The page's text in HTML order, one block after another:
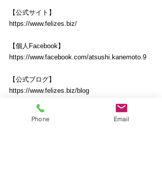
【公式サイト】
https://www.felizes.biz/
【個人Facebook】
https://www.facebook.com/atsushi.kanemoto.9
【公式ブログ】
https://www.felizes.biz/blog
（過去のメルマガもアップしています）
***************************************
Phone Email